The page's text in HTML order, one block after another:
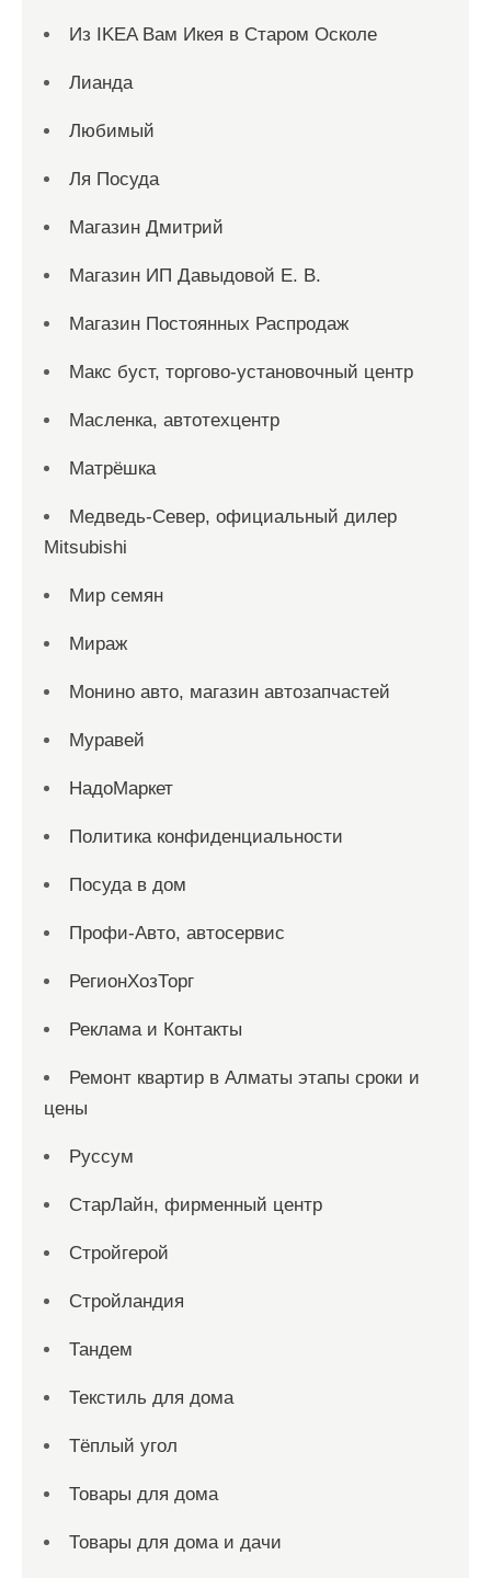
Из IKEA Вам Икея в Старом Осколе
Лианда
Любимый
Ля Посуда
Магазин Дмитрий
Магазин ИП Давыдовой Е. В.
Магазин Постоянных Распродаж
Макс буст, торгово-установочный центр
Масленка, автотехцентр
Матрёшка
Медведь-Север, официальный дилер
Mitsubishi
Мир семян
Мираж
Монино авто, магазин автозапчастей
Муравей
НадоМаркет
Политика конфиденциальности
Посуда в дом
Профи-Авто, автосервис
РегионХозТорг
Реклама и Контакты
Ремонт квартир в Алматы этапы сроки и
цены
Руссум
СтарЛайн, фирменный центр
Стройгерой
Стройландия
Тандем
Текстиль для дома
Тёплый угол
Товары для дома
Товары для дома и дачи